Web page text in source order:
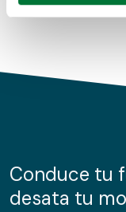
Obtenga más
de cookies.
información sobre
nuestros partners
Conduce tu
desata tu